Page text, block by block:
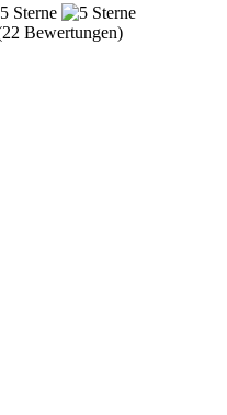
Bewertungen)